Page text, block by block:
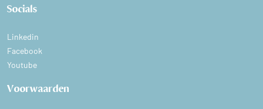
Socials
Linkedin
Facebook
Youtube
Voorwaarden